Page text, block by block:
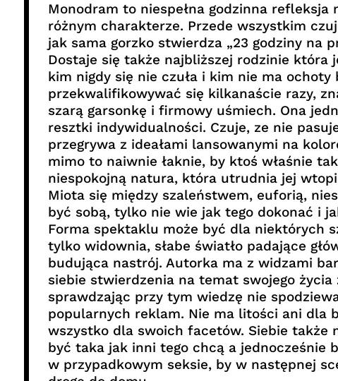
Monodram to niespełna godzinna
różnym charakterze. Przede wszystkim
jak sama gorzko stwierdza „23 godziny na
Dostaje się także najbliższej rodzinie która
kim nigdy się nie czuła i kim nie ma
przekwalifikowywać się kilkanaście razy,
szarą garsonkę i firmowy uśmiech. Ona
resztki indywidualności. Czuje, ze nie
przegrywa z ideałami lansowanymi na
mimo to naiwnie łaknie, by ktoś właśnie
niespokojną natura, która utrudnia jej
Miota się między szaleństwem, euforią,
być sobą, tylko nie wie jak tego dokonać i
Forma spektaklu może być dla niektórych
tylko widownia, słabe światło padające
budująca nastrój. Autorka ma z widzami
siebie stwierdzenia na temat swojego
sprawdzając przy tym wiedzę nie
popularnych reklam. Nie ma litości ani dla
wszystko dla swoich facetów. Siebie także
być taka jak inni tego chcą a jednocześnie
w przypadkowym seksie, by w następnej